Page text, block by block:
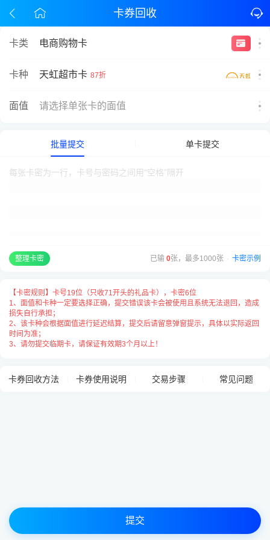
卡券回收
卡类 电商购物卡
卡种 天虹超市卡 87折
面值 请选择单张卡的面值
批量提交 单卡提交
整理卡密 已输 0张，最多1000张 · 卡密示例
【卡密规则】卡号19位（只收71开头的礼品卡），卡密6位
1、面值和卡种一定要选择正确，提交错误该卡会被使用且系统无法退回，造成
损失自行承担；
2、该卡种会根据面值进行延迟结算，提交后请留意弹窗提示，具体以实际返回
时间为准；
3、请勿提交临期卡，请保证有效期3个月以上！
卡券回收方法 卡券使用说明 交易步骤 常见问题
提交
卡号与卡密之间请用 “空格”隔开，
每张卡占用一行用“换行”隔开，例：
【卡密规则】卡号19位（只收71开头的礼品卡），卡密6位